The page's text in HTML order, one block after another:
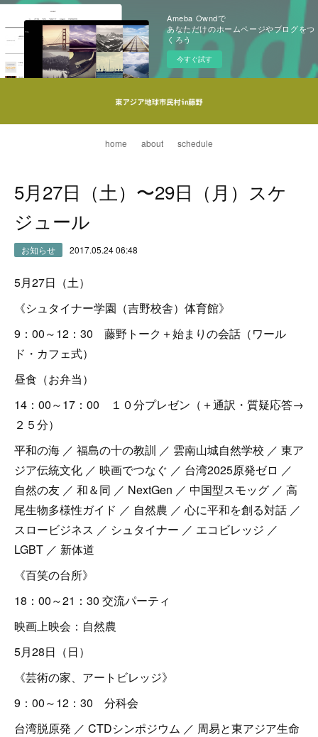
Ameba Owndで
あなただけのホームページやブログをつ
くろう
今すぐ試す
home about schedule
5月27日（土）〜29日（月）スケ
ジュール
お知らせ 2017.05.24 06:48
5月27日（土）
《シュタイナー学園（吉野校舎）体育館》
9：00～12：30 藤野トーク＋始まりの会話（ワール
ド・カフェ式）
昼食（お弁当）
14：00～17：00 １０分プレゼン（＋通訳・質疑応答→
２５分）
平和の海 ／ 福島の十の教訓 ／ 雲南山城自然学校 ／ 東ア
ジア伝統文化 ／ 映画でつなぐ ／ 台湾2025原発ゼロ ／
自然の友 ／ 和＆同 ／ NextGen ／ 中国型スモッグ ／ 高
尾生物多様性ガイド ／ 自然農 ／ 心に平和を創る対話 ／
スロービジネス ／ シュタイナー ／ エコビレッジ ／
LGBT ／ 新体道
《百笑の台所》
18：00～21：30 交流パーティ
映画上映会：自然農
5月28日（日）
《芸術の家、アートビレッジ》
9：00～12：30 分科会
台湾脱原発 ／ CTDシンポジウム ／ 周易と東アジア生命